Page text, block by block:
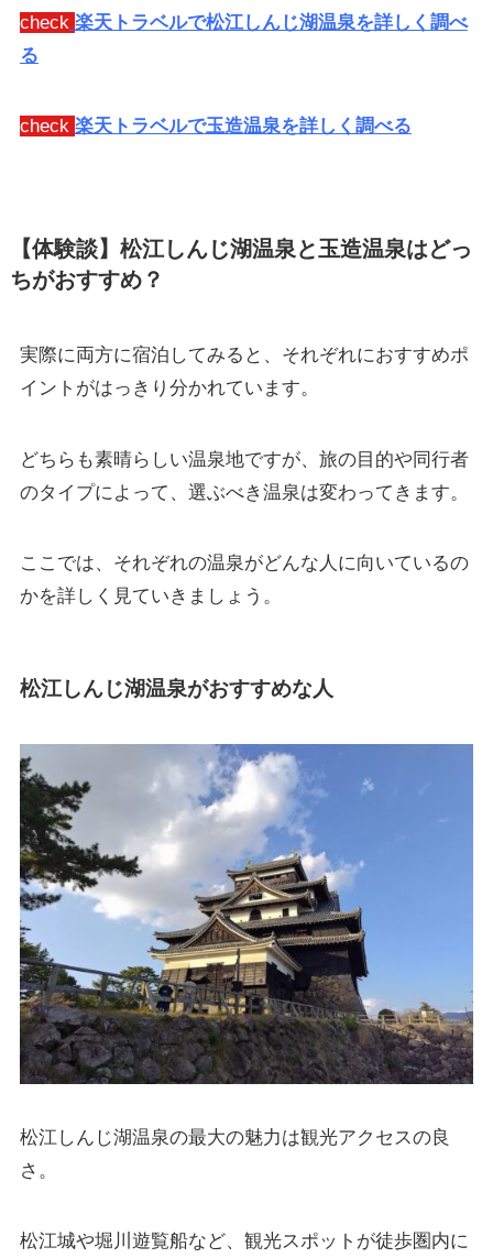
check 楽天トラベルで松江しんじ湖温泉を詳しく調べ
る
check 楽天トラベルで玉造温泉を詳しく調べる
【体験談】松江しんじ湖温泉と玉造温泉はどっ
ちがおすすめ？
実際に両方に宿泊してみると、それぞれにおすすめポ
イントがはっきり分かれています。
どちらも素晴らしい温泉地ですが、旅の目的や同行者
のタイプによって、選ぶべき温泉は変わってきます。
ここでは、それぞれの温泉がどんな人に向いているの
かを詳しく見ていきましょう。
松江しんじ湖温泉がおすすめな人
松江しんじ湖温泉の最大の魅力は観光アクセスの良
さ。
松江城や堀川遊覧船など、観光スポットが徒歩圏内に